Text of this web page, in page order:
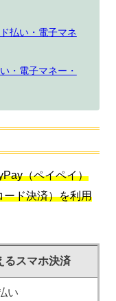
払い・電子マネ
・電子マネー・
（ペイペイ）
ード決済）を利用
るスマホ決済
い